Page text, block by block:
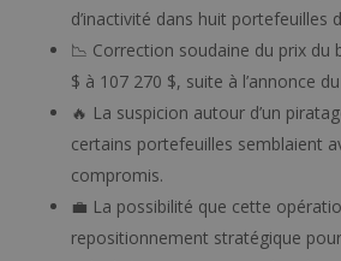
d’inactivité dans huit portefeuilles
📉 Correction soudaine du prix du
$ à 107 270 $, suite à l’annonce
🔥 La suspicion autour d’un
certains portefeuilles semblaient
compromis.
💼 La possibilité que cette
repositionnement stratégique